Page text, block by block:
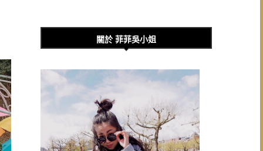
關於 菲菲吳小姐